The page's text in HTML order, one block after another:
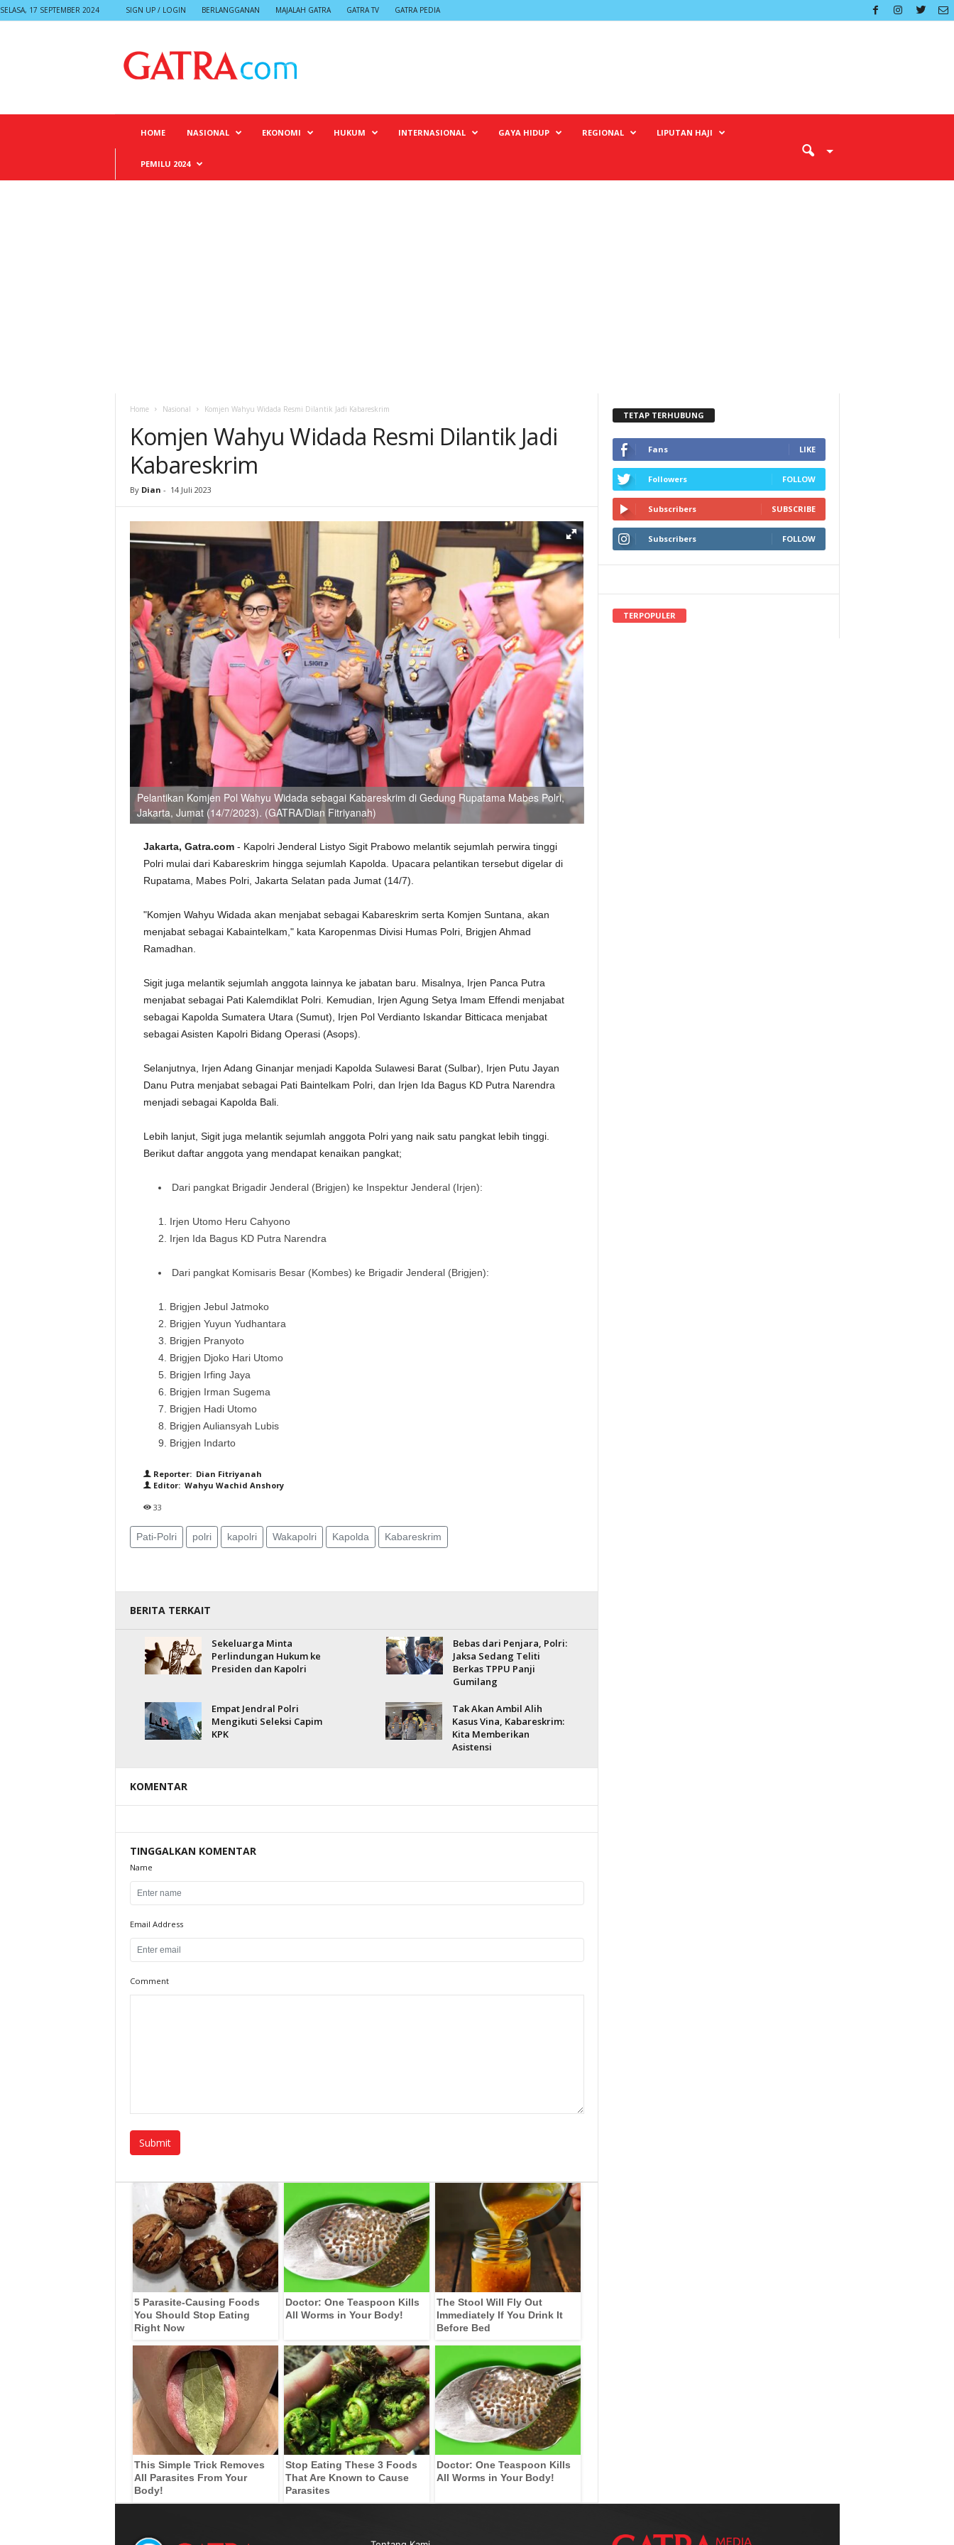
SELASA, 17 SEPTEMBER 2024 SIGN UP / LOGIN BERLANGGANAN MAJALAH GATRA GATRA TV GATRA PEDIA
HOME NASIONAL EKONOMI HUKUM INTERNASIONAL GAYA HIDUP REGIONAL LIPUTAN HAJI
PEMILU 2024
Home Nasional Komjen Wahyu Widada Resmi Dilantik Jadi Kabareskrim
Komjen Wahyu Widada Resmi Dilantik Jadi
Kabareskrim
By Dian - 14 Juli 2023
Pelantikan Komjen Pol Wahyu Widada sebagai Kabareskrim di Gedung Rupatama Mabes Polri,
Jakarta, Jumat (14/7/2023). (GATRA/Dian Fitriyanah)
Jakarta, Gatra.com- Kapolri Jenderal Listyo Sigit Prabowo melantik sejumlah perwira tinggi
Polri mulai dari Kabareskrim hingga sejumlah Kapolda. Upacara pelantikan tersebut digelar di
Rupatama, Mabes Polri, Jakarta Selatan pada Jumat (14/7).
"Komjen Wahyu Widada akan menjabat sebagai Kabareskrim serta Komjen Suntana, akan
menjabat sebagai Kabaintelkam," kata Karopenmas Divisi Humas Polri, Brigjen Ahmad
Ramadhan.
Sigit juga melantik sejumlah anggota lainnya ke jabatan baru. Misalnya, Irjen Panca Putra
menjabat sebagai Pati Kalemdiklat Polri. Kemudian, Irjen Agung Setya Imam Effendi menjabat
sebagai Kapolda Sumatera Utara (Sumut), Irjen Pol Verdianto Iskandar Bitticaca menjabat
sebagai Asisten Kapolri Bidang Operasi (Asops).
Selanjutnya, Irjen Adang Ginanjar menjadi Kapolda Sulawesi Barat (Sulbar), Irjen Putu Jayan
Danu Putra menjabat sebagai Pati Baintelkam Polri, dan Irjen Ida Bagus KD Putra Narendra
menjadi sebagai Kapolda Bali.
Lebih lanjut, Sigit juga melantik sejumlah anggota Polri yang naik satu pangkat lebih tinggi.
Berikut daftar anggota yang mendapat kenaikan pangkat;
Dari pangkat Brigadir Jenderal (Brigjen) ke Inspektur Jenderal (Irjen):
Irjen Utomo Heru Cahyono
Irjen Ida Bagus KD Putra Narendra
Dari pangkat Komisaris Besar (Kombes) ke Brigadir Jenderal (Brigjen):
Brigjen Jebul Jatmoko
Brigjen Yuyun Yudhantara
Brigjen Pranyoto
Brigjen Djoko Hari Utomo
Brigjen Irfing Jaya
Brigjen Irman Sugema
Brigjen Hadi Utomo
Brigjen Auliansyah Lubis
Brigjen Indarto
Reporter: Dian Fitriyanah
Editor: Wahyu Wachid Anshory
33
Pati-Polri polri kapolri Wakapolri Kapolda Kabareskrim
BERITA TERKAIT
Sekeluarga Minta
Perlindungan Hukum ke
Presiden dan Kapolri
Bebas dari Penjara, Polri:
Jaksa Sedang Teliti
Berkas TPPU Panji
Gumilang
Empat Jendral Polri
Mengikuti Seleksi Capim
KPK
Tak Akan Ambil Alih
Kasus Vina, Kabareskrim:
Kita Memberikan
Asistensi
KOMENTAR
TINGGALKAN KOMENTAR
Name
Email Address
Comment
5 Parasite-Causing Foods
You Should Stop Eating
Right Now
Doctor: One Teaspoon Kills
All Worms in Your Body!
The Stool Will Fly Out
Immediately If You Drink It
Before Bed
This Simple Trick Removes
All Parasites From Your
Body!
Stop Eating These 3 Foods
That Are Known to Cause
Parasites
Doctor: One Teaspoon Kills
All Worms in Your Body!
TETAP TERHUBUNG
Fans LIKE
Followers FOLLOW
Subscribers SUBSCRIBE
Subscribers FOLLOW